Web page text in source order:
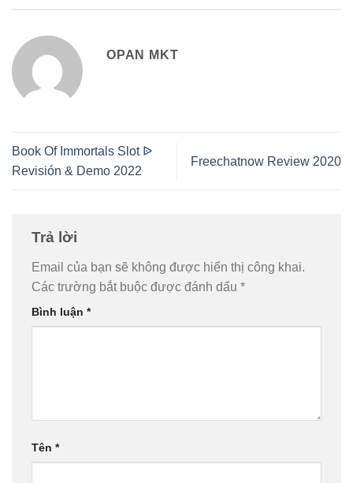
OPAN MKT
Book Of Immortals Slot ᐉ
Revisión & Demo 2022
Freechatnow Review 2020
Trả lời
Email của bạn sẽ không được hiển thị công khai.
Các trường bắt buộc được đánh dấu *
Bình luận *
Tên *